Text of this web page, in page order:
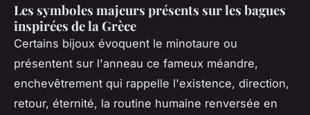
Les symboles majeurs présents sur les bagues
inspirées de la Grèce
Certains bijoux évoquent le minotaure ou
présentent sur l'anneau ce fameux méandre,
enchevêtrement qui rappelle l'existence, direction,
retour, éternité, la routine humaine renversée en